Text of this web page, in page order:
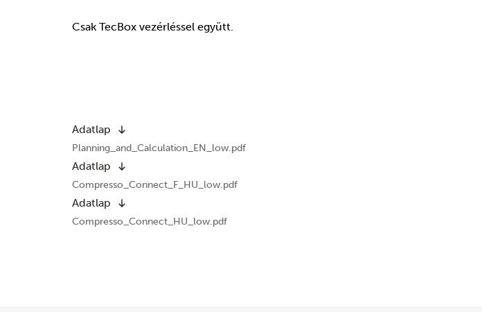
Csak TecBox vezérléssel együtt.
Adatlap
Planning_and_Calculation_EN_low.pdf
Adatlap
Compresso_Connect_F_HU_low.pdf
Adatlap
Compresso_Connect_HU_low.pdf